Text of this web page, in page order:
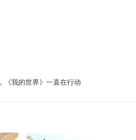
《我的世界》一直在行动